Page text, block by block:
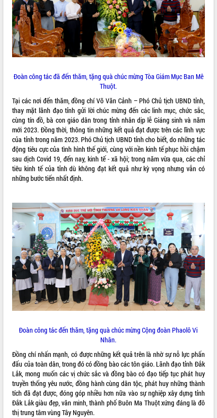
VIDEO
Trailer Lễ hội Sầu riêng Đắk Lắk năm
2026
Khám bệnh, cấp phát thuốc miễn phí
và tặng quà người dân xã Cư Pui
Hội nghị UBND tỉnh Đắk Lắk thường kỳ
tháng 7/2026
Nam Anh hùng” và trao Huân chương
Lao động
UBND tỉnh Đắk Lắk triển khai nhiệm
vụ 6 tháng cuối năm 2026
Kỳ họp thứ Hai, Hội đồng nhân dân
tỉnh khóa XI quyết nghị nhiều nội dung
quan trọng
Bí thư Tỉnh ủy Lương Nguyễn Minh
Triết thăm, tặng quà người có công với
cách mạng
Rà soát, hoàn thiện hệ thống thiết chế
phát triển mới
mặt Đoàn chuyên gia y tế TP. Hồ Chí
Minh
Lễ truy điệu và an táng hài cốt liệt sĩ
tại Nghĩa trang Liệt sĩ xã Sơn Hòa
Bàn giải pháp tháo gỡ khó khăn trong
xuất khẩu sầu riêng và triển khai quy
định EUDR
LIÊN KẾT WEB
Hôm nay: 21147
Tất cả:
66106815
Đoàn công tác đã đến thăm, tặng quà chúc mừng Tòa Giám Mục Ban Mê
Thuột.
Tại các nơi đến thăm, đồng chí Võ Văn Cảnh – Phó Chủ tịch UBND tỉnh,
thay mặt lãnh đạo tỉnh gửi lời chúc mừng đến các linh mục, chức sắc,
cùng tín đồ, bà con giáo dân trong tỉnh nhân dịp lễ Giáng sinh và năm
mới 2023. Đồng thời, thông tin những kết quả đạt được trên các lĩnh vực
của tỉnh trong năm 2023. Phó Chủ tịch UBND tỉnh cho biết, do những tác
động tiêu cực của tình hình thế giới, cùng với nền kinh tế phục hồi chậm
sau dịch Covid 19, đến nay, kinh tế - xã hội; trong năm vừa qua, các chỉ
tiêu kinh tế của tỉnh dù không đạt kết quả như kỳ vọng nhưng vẫn có
những bước tiến nhất định.
Đoàn công tác đến thăm, tặng quà chúc mừng Cộng đoàn Phaolô Vi
Nhân.
Đồng chí nhấn mạnh, có được những kết quả trên là nhờ sự nỗ lực phấn
đấu của toàn dân, trong đó có đồng bào các tôn giáo. Lãnh đạo tỉnh Đắk
Lắk, mong muốn các vị chức sắc và đồng bào có đạo tiếp tục phát huy
truyền thống yêu nước, đồng hành cùng dân tộc, phát huy những thành
tích đã đạt được, đóng góp nhiều hơn nữa vào sự nghiệp xây dựng tỉnh
Đắk Lắk giàu đẹp, văn minh, thành phố Buôn Ma Thuột xứng đáng là đô
thị trung tâm vùng Tây Nguyên.